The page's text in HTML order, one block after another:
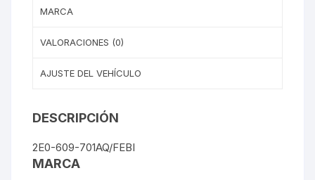
MARCA
VALORACIONES (0)
AJUSTE DEL VEHÍCULO
DESCRIPCIÓN
2E0-609-701AQ/FEBI
MARCA